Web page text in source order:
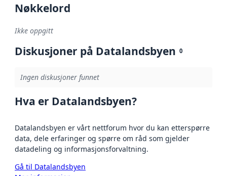
Nøkkelord
Ikke oppgitt
Diskusjoner på Datalandsbyen 0
Ingen diskusjoner funnet
Hva er Datalandsbyen?
Datalandsbyen er vårt nettforum hvor du kan etterspørre
data, dele erfaringer og spørre om råd som gjelder
datadeling og informasjonsforvaltning.
Gå til Datalandsbyen